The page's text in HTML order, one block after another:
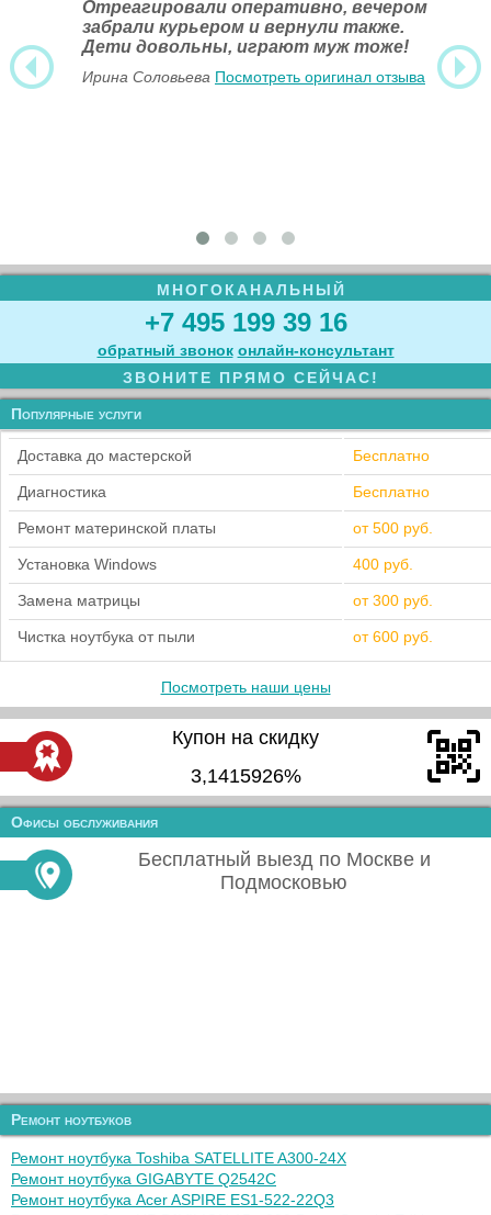
Отреагировали оперативно, вечером
забрали курьером и вернули также.
Дети довольны, играют муж тоже!
Ирина Соловьева Посмотреть оригинал отзыва
МНОГОКАНАЛЬНЫЙ
+7 495 199 39 16
обратный звонок онлайн‑консультант
ЗВОНИТЕ ПРЯМО СЕЙЧАС!
Популярные услуги
Доставка до мастерской Бесплатно
Диагностика Бесплатно
Ремонт материнской платы от 500 руб.
Установка Windows 400 руб.
Замена матрицы от 300 руб.
Чистка ноутбука от пыли от 600 руб.
Посмотреть наши цены
Купон на скидку
3,1415926%
Офисы обслуживания
Бесплатный выезд по Москве и
Подмосковью
Ремонт ноутбуков
Ремонт ноутбука Toshiba SATELLITE A300-24X
Ремонт ноутбука GIGABYTE Q2542C
Ремонт ноутбука Acer ASPIRE ES1-522-22Q3